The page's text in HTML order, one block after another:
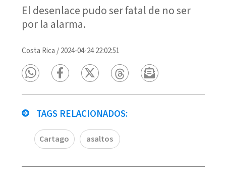
El desenlace pudo ser fatal de no ser
por la alarma.
Costa Rica /2024-04-24 22:02:51
TAGS RELACIONADOS:
Cartago asaltos